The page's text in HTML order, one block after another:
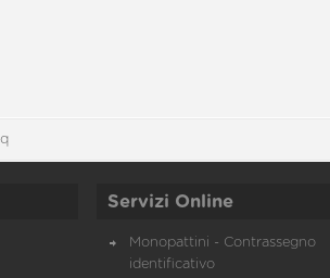
Servizi Online
Monopattini - Contrassegno
identificativo